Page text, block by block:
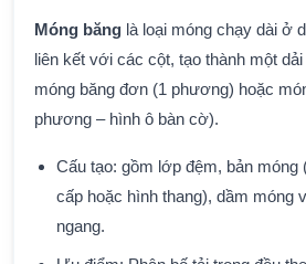
Móng băng là loại móng chạy dài ở
liên kết với các cột, tạo thành một
móng băng đơn (1 phương) hoặc
phương – hình ô bàn cờ).
Cấu tạo: gồm lớp đệm, bản móng
cấp hoặc hình thang), dầm móng
ngang.